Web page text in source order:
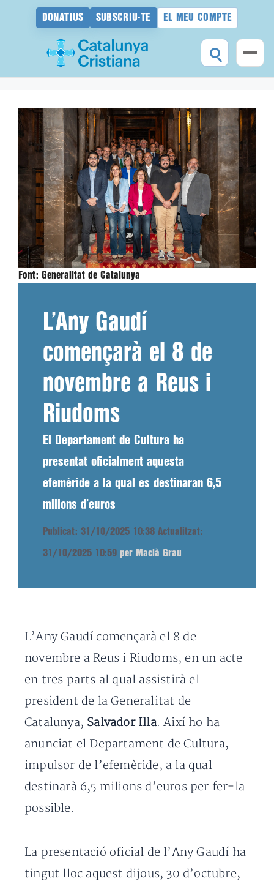
DONATIUS SUBSCRIU-TE EL MEU COMPTE
contingut
Font: Generalitat de Catalunya
L’Any Gaudí
començarà el 8 de
novembre a Reus i
Riudoms
El Departament de Cultura ha
presentat oficialment aquesta
efemèride a la qual es destinaran 6,5
milions d’euros
Publicat: 31/10/2025 10:38 Actualitzat:
31/10/2025 10:59 per Macià Grau
L’Any Gaudí començarà el 8 de
novembre a Reus i Riudoms, en un acte
en tres parts al qual assistirà el
president de la Generalitat de
Catalunya, Salvador Illa. Així ho ha
anunciat el Departament de Cultura,
impulsor de l’efemèride, a la qual
destinarà 6,5 milions d’euros per fer-la
possible.
La presentació oficial de l’Any Gaudí ha
tingut lloc aquest dijous, 30 d’octubre,